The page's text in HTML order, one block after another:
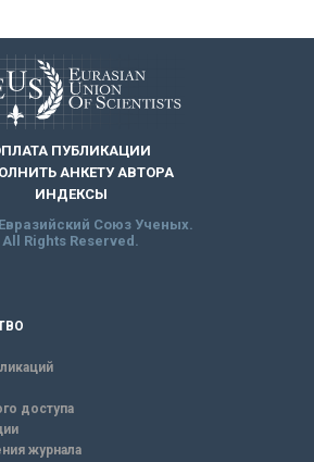
ПУБЛИКАЦИИ
АНКЕТУ АВТОРА
ИНДЕКСЫ
Союз Ученых.
All Rights Reserved.
доступа
журнала